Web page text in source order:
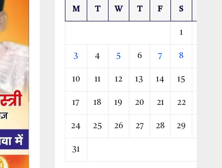
M T W T F S
1
3 4 5 6 7 8
10 11 12 13 14 15
17 18 19 20 21 22
24 25 26 27 28 29
31